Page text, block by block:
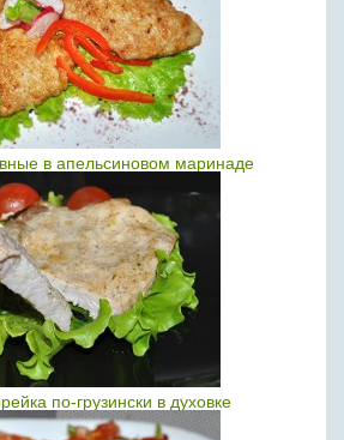
в апельсиновом маринаде
по-грузински в духовке